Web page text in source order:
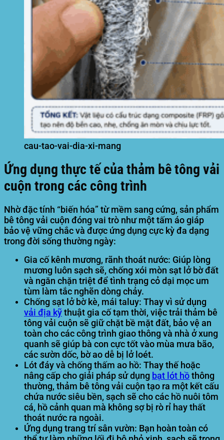
cau-tao-vai-dia-xi-mang
Ứng dụng thực tế của thảm bê tông vải
cuộn trong các công trình
Nhờ đặc tính “biến hóa” từ mềm sang cứng, sản phẩm
bê tông vải cuộn đóng vai trò như một tấm áo giáp
bảo vệ vững chắc và được ứng dụng cực kỳ đa dạng
trong đời sống thường ngày:
Gia cố kênh mương, rãnh thoát nước: Giúp lòng
mương luôn sạch sẽ, chống xói mòn sạt lở bờ đất
và ngăn chặn triệt để tình trạng cỏ dại mọc um
tùm làm tắc nghẽn dòng chảy.
Chống sạt lở bờ kè, mái taluy: Thay vì sử dụng
vải địa kỹthuật gia cố tạm thời, việc trải thảm bê
tông vải cuộn sẽ giữ chặt bề mặt đất, bảo vệ an
toàn cho các công trình giao thông và nhà ở xung
quanh sẽ giúp bà con cực tốt vào mùa mưa bão,
các sườn dốc, bờ ao dễ bị lở loét.
Lót đáy và chống thấm ao hồ: Thay thế hoặc
nâng cấp cho giải pháp sử dụng bạt lót hồthông
thường, thảm bê tông vải cuộn tạo ra một kết cấu
chứa nước siêu bền, sạch sẽ cho các hồ nuôi tôm
cá, hồ cảnh quan mà không sợ bị rò rỉ hay thất
thoát nước ra ngoài.
Ứng dụng trang trí sân vườn: Bạn hoàn toàn có